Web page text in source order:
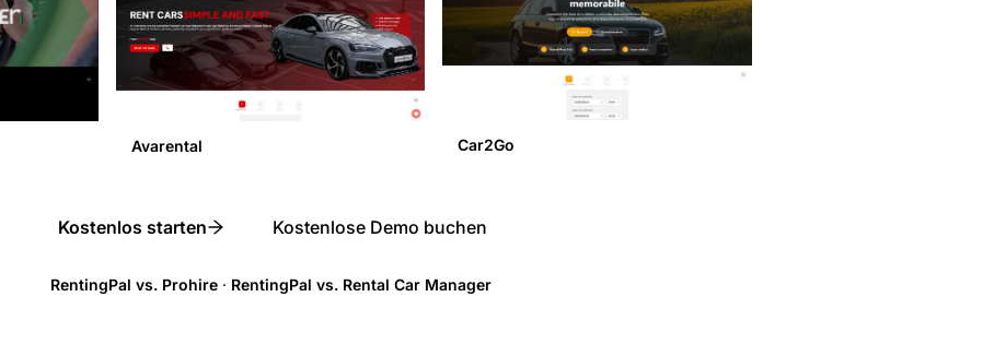
Avarental Car2Go
Kostenlos starten Kostenlose Demo buchen
RentingPal vs. Prohire· RentingPal vs. Rental Car Manager